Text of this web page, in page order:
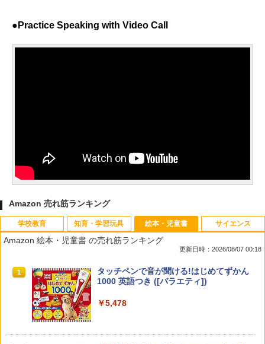
●Practice Speaking with Video Call
Amazon 売れ筋ランキング
学校教育
1 先生のためのGoogle AI完全攻略図鑑
知育・学習玩具
1
Amazon Fire HD 10 キッズモデル (10イ
ンチ) ピンク 対象年齢3歳から 数千点の
絵本・児童書
Amazon 絵本・児童書 の売れ筋ランキング
更新日時：2026/08/07 00:18
1
タッチペンで音が聞ける!はじめてずかん
1000 英語つき ([バラエティ])
￥5,478
サイエンス